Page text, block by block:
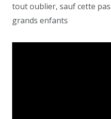
tout oublier, sauf cette
grands enfants